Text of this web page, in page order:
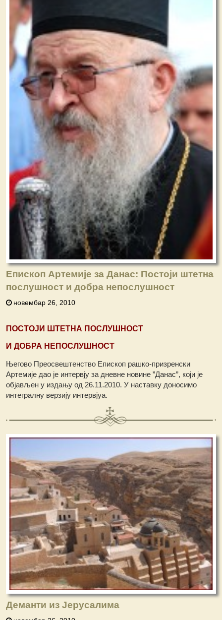
Епископ Артемије за Данас: Постоји штетна
послушност и добра непослушност
новембар 26, 2010
ПОСТОЈИ ШТЕТНА ПОСЛУШНОСТ
И ДОБРА НЕПОСЛУШНОСТ
Његово Преосвештенство Епископ рашко-призренски
Артемије дао је интервју за дневне новине ”Данас”, који је
објављен у издању од 26.11.2010.У наставку доносимо
интегралну верзију интервјуа.
Деманти из Јерусалима